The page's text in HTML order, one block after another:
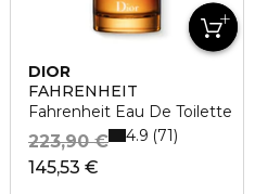
DIOR
FAHRENHEIT
Fahrenheit Eau De Toilette
145,53 €
223,90 € 4.9 71